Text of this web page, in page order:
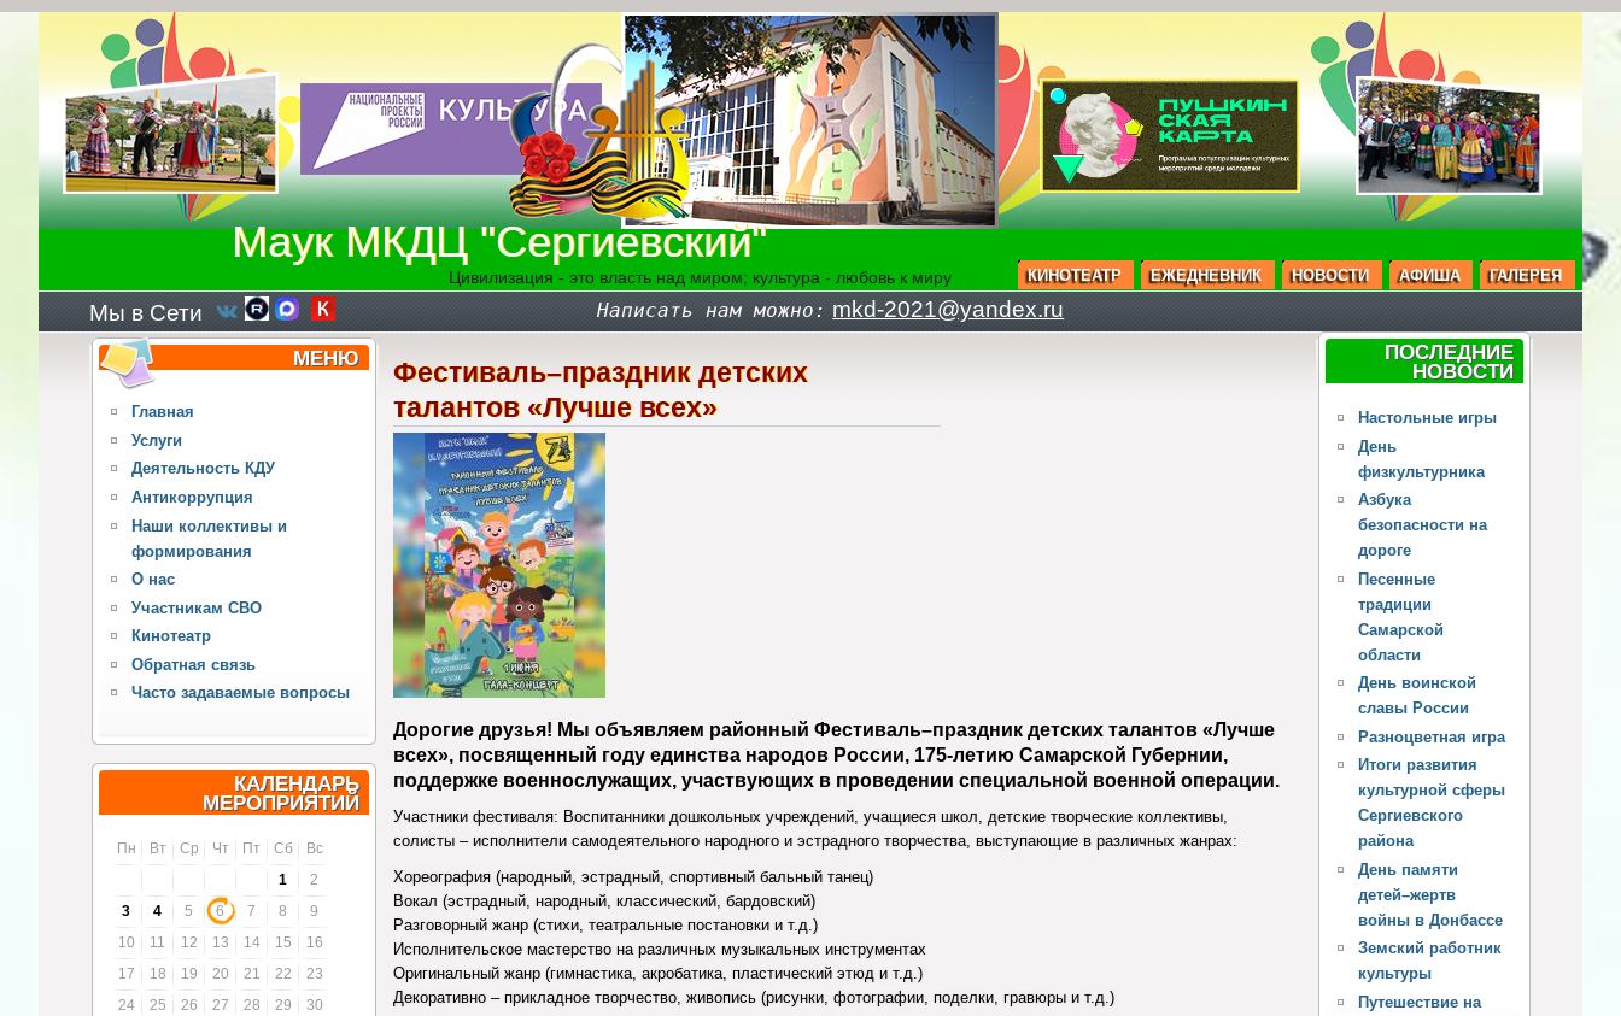
Перейти к основному содержанию
Маук МКДЦ "Сергиевский"
Цивилизация - это власть над миром; культура - любовь к миру КИНОТЕАТР ЕЖЕДНЕВНИК НОВОСТИ АФИША ГАЛЕРЕЯ
Мы в Сети Написать нам можно: mkd-2021@yandex.ru
МЕНЮ
Главная
Услуги
Деятельность КДУ
Антикоррупция
Наши коллективы и
формирования
О нас
Участникам СВО
Кинотеатр
Обратная связь
Часто задаваемые вопросы
КАЛЕНДАРЬ
МЕРОПРИЯТИЙ
Пн Вт Ср Чт Пт Сб
Вс
1
2
3
4 5 6 7 8
9
10
11 12 13 14 15
16
17
18 19 20 21 22
23
24
25 26 27 28 29
30
ПОСЛЕДНИЕ
НОВОСТИ
Настольные игры
День
физкультурника
Азбука
безопасности на
дороге
Песенные
традиции
Самарской
области
День воинской
славы России
Разноцветная игра
Итоги развития
культурной сферы
Сергиевского
района
День памяти
детей–жертв
войны в Донбассе
Земский работник
культуры
Путешествие на
Фестиваль–праздник детских
талантов «Лучше всех»
Дорогие друзья! Мы объявляем районный Фестиваль–праздник детских талантов «Лучше
всех», посвященный году единства народов России, 175-летию Самарской Губернии,
поддержке военнослужащих, участвующих в проведении специальной военной операции.
Участники фестиваля: Воспитанники дошкольных учреждений, учащиеся школ, детские творческие коллективы,
солисты – исполнители самодеятельного народного и эстрадного творчества, выступающие в различных жанрах:
Хореография (народный, эстрадный, спортивный бальный танец)
Вокал (эстрадный, народный, классический, бардовский)
Разговорный жанр (стихи, театральные постановки и т.д.)
Исполнительское мастерство на различных музыкальных инструментах
Оригинальный жанр (гимнастика, акробатика, пластический этюд и т.д.)
Декоративно – прикладное творчество, живопись (рисунки, фотографии, поделки, гравюры и т.д.)